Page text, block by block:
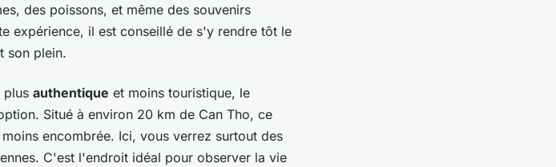
des poissons, et même des souvenirs
expérience, il est conseillé de s'y rendre tôt le
son plein.
plus authentique et moins touristique, le
Situé à environ 20 km de Can Tho, ce
encombrée. Ici, vous verrez surtout des
C'est l'endroit idéal pour observer la vie